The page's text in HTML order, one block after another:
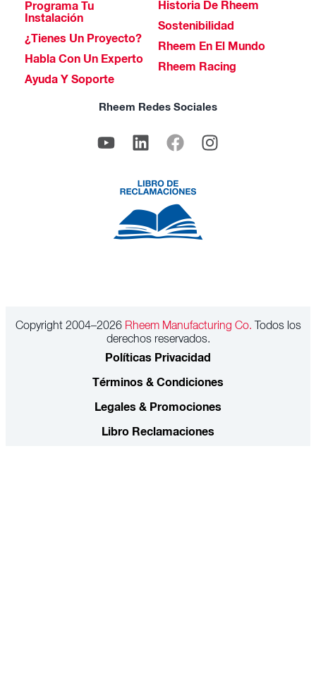
Programa Tu
Instalación
¿Tienes Un Proyecto?
Habla Con Un Experto
Ayuda Y Soporte
Historia De Rheem
Sostenibilidad
Rheem En El Mundo
Rheem Racing
Rheem Redes Sociales
Copyright 2004–2026Rheem Manufacturing Co. Todos los
derechos reservados.
Políticas Privacidad
Términos & Condiciones
Legales & Promociones
Libro Reclamaciones